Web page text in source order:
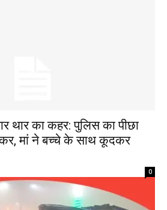
थार का कहर: पुलिस का पीछा
मां ने बच्चे के साथ कूदकर
0